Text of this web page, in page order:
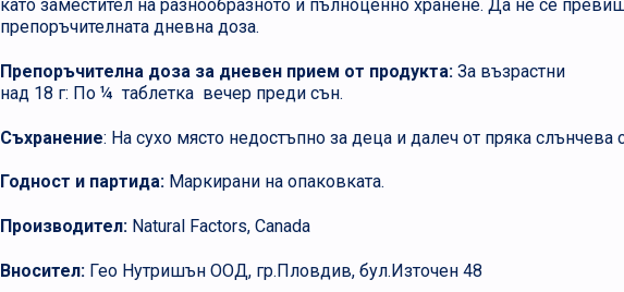
като заместител на разнообразното и пълноценно хранене. Да не се
препоръчителната дневна доза.
Препоръчителна доза за дневен прием от продукта: За възрастни
над 18 г: По ¼ таблетка вечер преди сън.
Съхранение: На сухо място недостъпно за деца и далеч от пряка слънчева
Годност и партида: Маркирани на опаковката.
Производител: Natural Factors, Canada
Вносител: Гео Нутришън ООД, гр.Пловдив, бул.Източен 48